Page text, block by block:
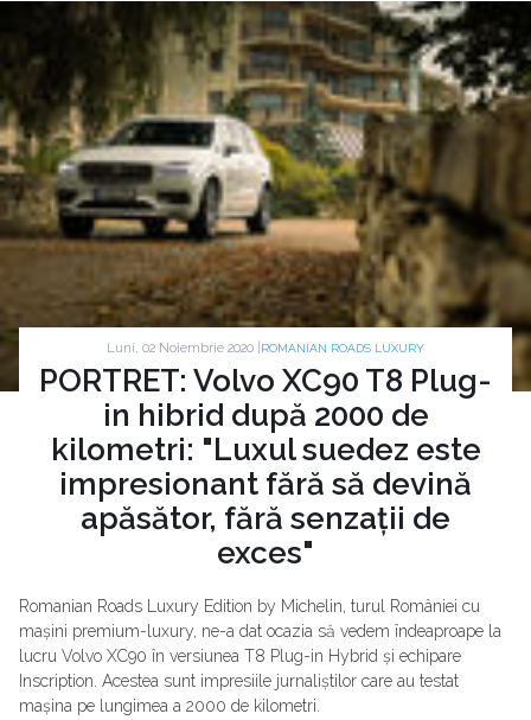
Luni, 02 Noiembrie 2020 | ROMANIAN ROADS LUXURY
PORTRET: Volvo XC90 T8 Plug-
in hibrid după 2000 de
kilometri: "Luxul suedez este
impresionant fără să devină
apăsător, fără senzații de
exces"
Romanian Roads Luxury Edition by Michelin, turul României cu
mașini premium-luxury, ne-a dat ocazia să vedem îndeaproape la
lucru Volvo XC90 în versiunea T8 Plug-in Hybrid și echipare
Inscription. Acestea sunt impresiile jurnaliștilor care au testat
mașina pe lungimea a 2000 de kilometri.